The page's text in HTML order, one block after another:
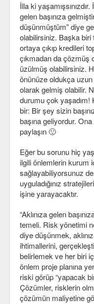
Scala
Güvenlik
Mobil
Android
OS
Linux
Veri Yapıları &
Veritabanı
MongoDB
PostgreSQL
Robotik
Biz
Biz Kimiz?
Yazarlar
Etkinlikler
İlla ki
gelen başınıza
düşünmüştüm” diye
olabilirsiniz. Başka biri
ortaya çıkıp kredileri
çıkmadan da çözmüş
üzülmüş olabilirsiniz.
önünüze oldukça
olarak gelmiş olabilir.
durumu çok yaşadım!
bir: Bir şey sizin
başına geliyordur.
paylaşın 🙂
Eğer bu sorunu hiç
ilgili önlemlerin kurum
sağlayabiliyorsunuz
uyguladığınız
işine yarayacaktır.
“Aklınıza gelen
temeli. Risk yönetimi
diye düşünmek,
ihtimallerini,
belirlemek ve her biri
önlem proje planına
riski görüp “yapacak
Çözümler, risklerin
çözümün maliyetine